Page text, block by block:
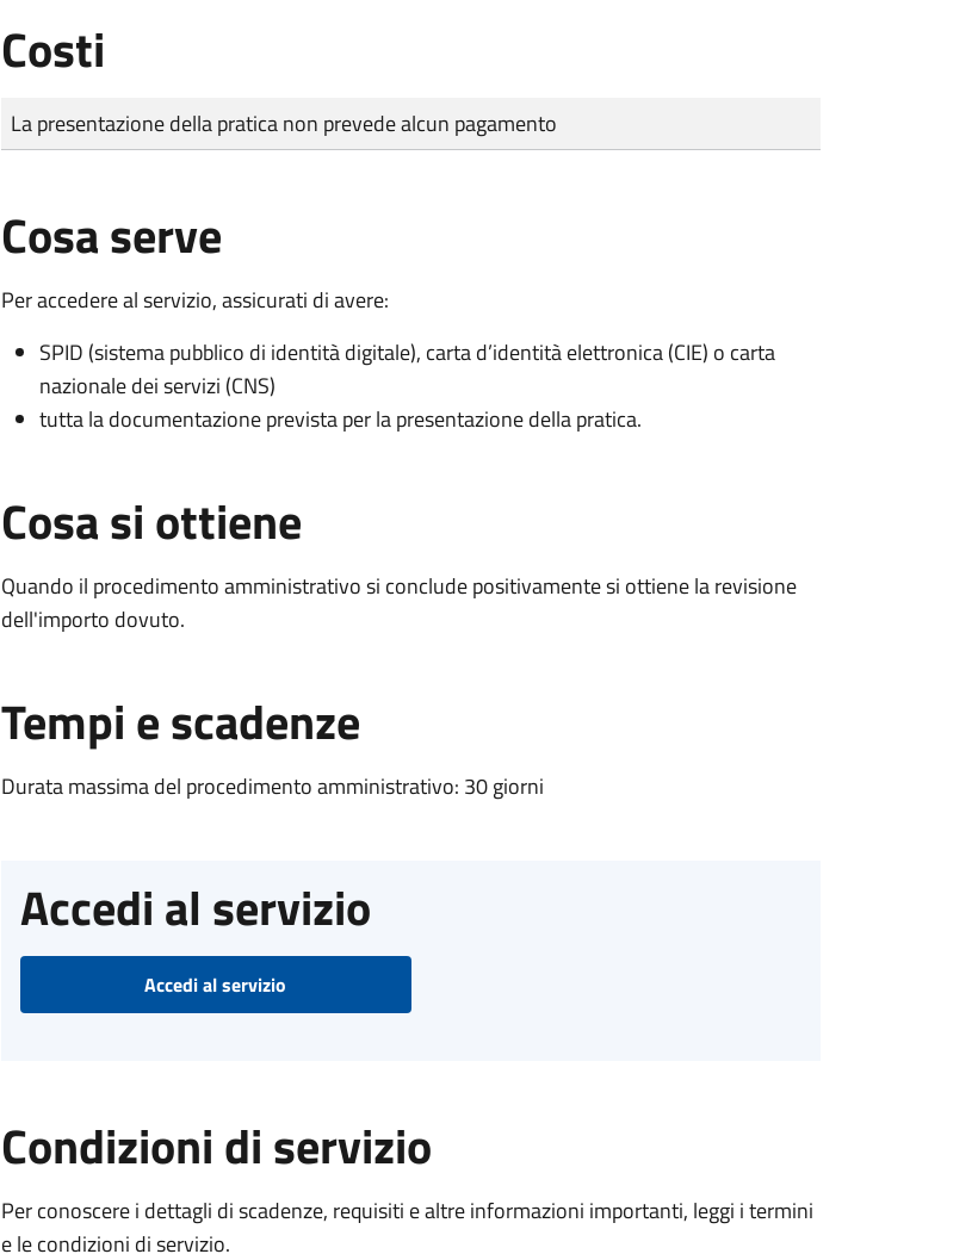
Costi
Tipo di pagamento
Importo
La presentazione della pratica non prevede alcun pagamento
Cosa serve
Per accedere al servizio, assicurati di avere:
SPID (sistema pubblico di identità digitale), carta d’identità elettronica (CIE) o carta
nazionale dei servizi (CNS)
tutta la documentazione prevista per la presentazione della pratica.
Cosa si ottiene
Quando il procedimento amministrativo si conclude positivamente si ottiene la revisione
dell'importo dovuto.
Tempi e scadenze
Durata massima del procedimento amministrativo: 30 giorni
Accedi al servizio
Accedi al servizio
Condizioni di servizio
Per conoscere i dettagli di scadenze, requisiti e altre informazioni importanti, leggi i termini
e le condizioni di servizio.